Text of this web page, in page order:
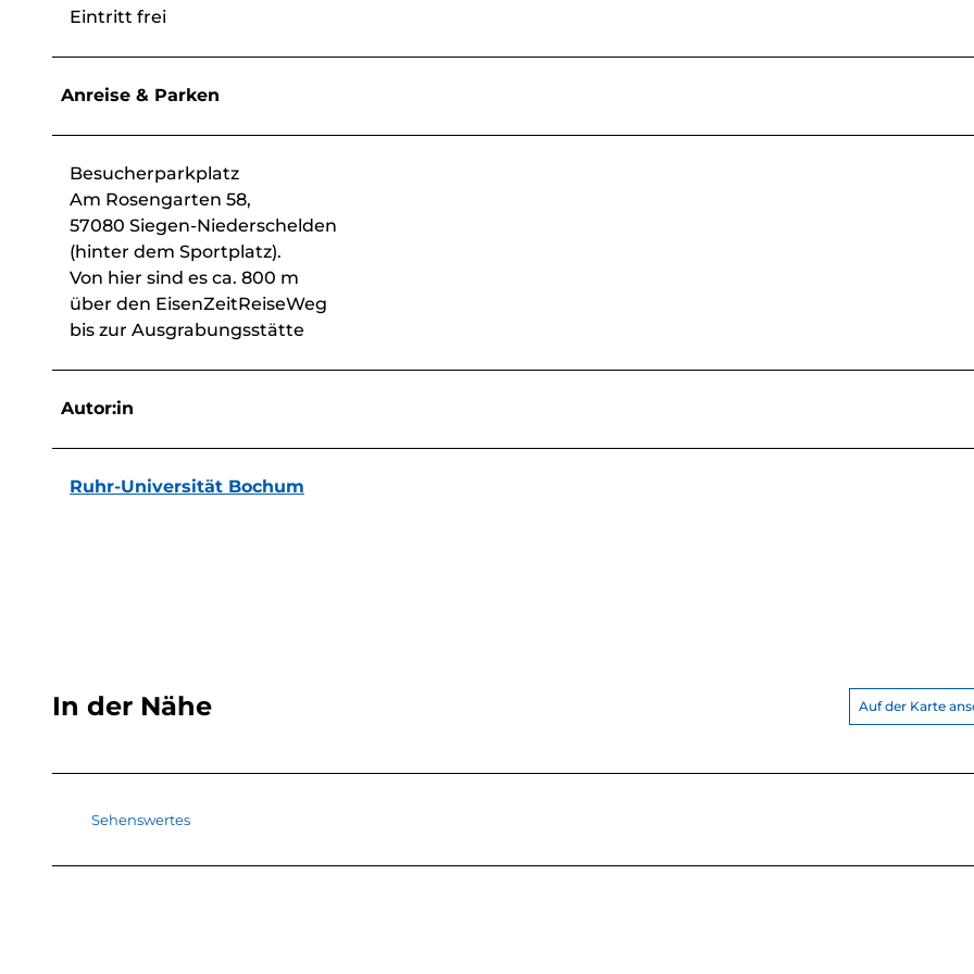
Eintritt frei
Anreise & Parken
Besucherparkplatz
Am Rosengarten 58,
57080 Siegen-Niederschelden
(hinter dem Sportplatz).
Von hier sind es ca. 800 m
über den EisenZeitReiseWeg
bis zur Ausgrabungsstätte
Autor:in
Ruhr-Universität Bochum
In der Nähe Auf der Karte
Sehenswertes